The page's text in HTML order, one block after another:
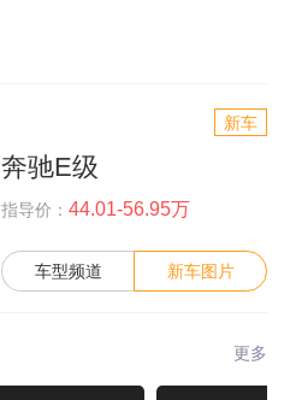
新车
奔驰E级
指导价： 44.01-56.95万
车型频道 新车图片
更多